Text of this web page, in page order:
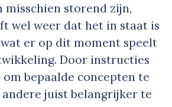
misschien storend zijn,
wel weer dat het in staat is
er op dit moment speelt
Door instructies
om bepaalde concepten te
juist belangrijker te